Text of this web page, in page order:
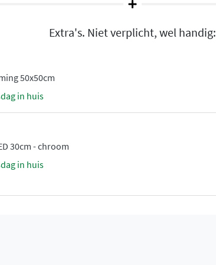
badkamer waarin
en stijlvolle eenvoud.
Extra's. Niet verplicht, wel handig:
50x50cm
in huis
30cm - chroom
in huis